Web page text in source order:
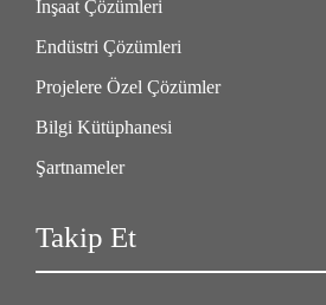
İnşaat Çözümleri
Endüstri Çözümleri
Projelere Özel Çözümler
Bilgi Kütüphanesi
Şartnameler
Takip Et